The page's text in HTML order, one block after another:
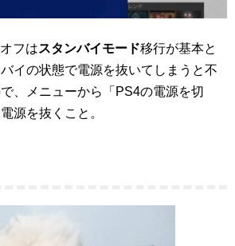
フはスタンバイモード移行が基本と
イの状態で電源を抜いてしまうと不
、メニューから「PS4の電源を切
源を抜くこと。